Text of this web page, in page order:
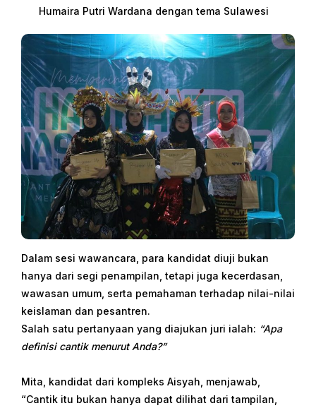
Humaira Putri Wardana dengan tema Sulawesi
Dalam sesi wawancara, para kandidat diuji bukan
hanya dari segi penampilan, tetapi juga kecerdasan,
wawasan umum, serta pemahaman terhadap nilai-nilai
keislaman dan pesantren.
Salah satu pertanyaan yang diajukan juri ialah: “Apa
definisi cantik menurut Anda?”
Mita, kandidat dari kompleks Aisyah, menjawab,
“Cantik itu bukan hanya dapat dilihat dari tampilan,